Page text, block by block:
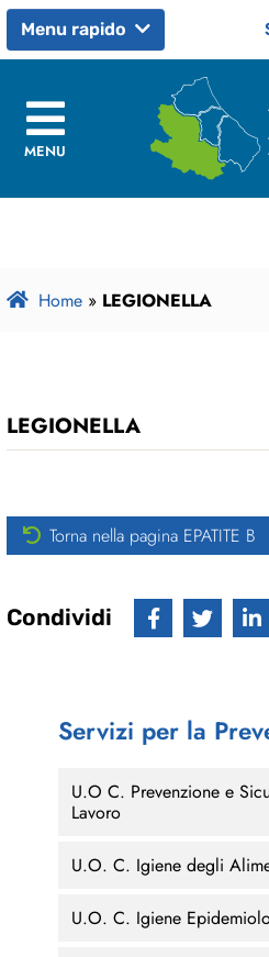
Menu rapido
MENU
Home » LEGIONELLA
LEGIONELLA
Torna nella pagina EPATITE B
Condividi
Servizi per la
U.O C. Prevenzione e
Lavoro
U.O. C. Igiene degli
U.O. C. Igiene